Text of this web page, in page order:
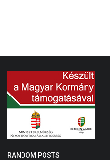
RANDOM POSTS